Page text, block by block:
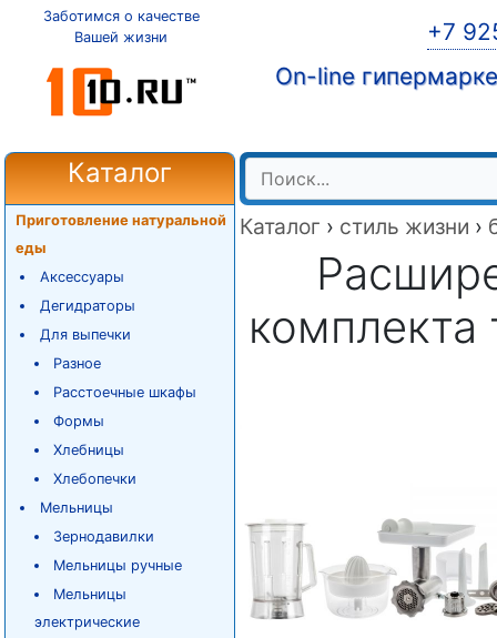
Заботимся о качестве
Вашей жизни
+7
On-line
Каталог
Приготовление натуральной
еды
Аксессуары
Дегидраторы
Для выпечки
Разное
Расстоечные шкафы
Формы
Хлебницы
Хлебопечки
Мельницы
Зернодавилки
Мельницы ручные
Мельницы
электрические
Каталог › стиль жизни ›
комплекта